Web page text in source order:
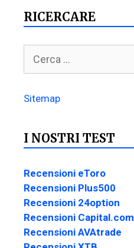
RICERCARE
Sitemap
I NOSTRI TEST
Recensioni eToro
Recensioni Plus500
Recensioni 24option
Recensioni Capital.com
Recensioni AVAtrade